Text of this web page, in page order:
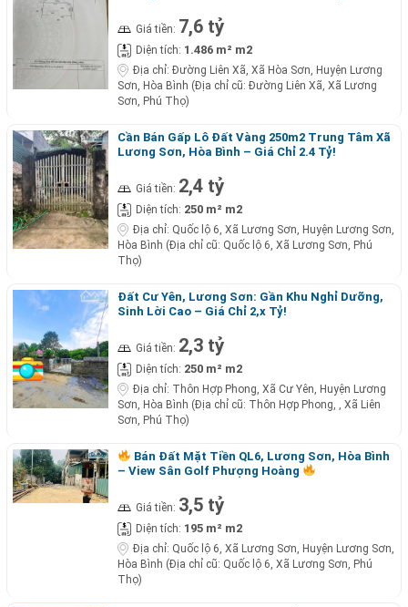
Giá tiền: 7,6 tỷ
Diện tích: 1.486 m² m2
Địa chỉ: Đường Liên Xã, Xã Hòa Sơn, Huyện Lương
Sơn, Hòa Bình (Địa chỉ cũ: Đường Liên Xã, Xã Lương
Sơn, Phú Thọ)
Cần Bán Gấp Lô Đất Vàng 250m2 Trung Tâm Xã
Lương Sơn, Hòa Bình – Giá Chỉ 2.4 Tỷ!
Giá tiền: 2,4 tỷ
Diện tích: 250 m² m2
Địa chỉ: Quốc lộ 6, Xã Lương Sơn, Huyện Lương Sơn,
Hòa Bình (Địa chỉ cũ: Quốc lộ 6, Xã Lương Sơn, Phú
Thọ)
Đất Cư Yên, Lương Sơn: Gần Khu Nghỉ Dưỡng,
Sinh Lời Cao – Giá Chỉ 2,x Tỷ!
Giá tiền: 2,3 tỷ
Diện tích: 250 m² m2
Địa chỉ: Thôn Hợp Phong, Xã Cư Yên, Huyện Lương
Sơn, Hòa Bình (Địa chỉ cũ: Thôn Hợp Phong, , Xã Liên
Sơn, Phú Thọ)
Bán Đất Mặt Tiền QL6, Lương Sơn, Hòa Bình
– View Sân Golf Phượng Hoàng
Giá tiền: 3,5 tỷ
Diện tích: 195 m² m2
Địa chỉ: Quốc lộ 6, Xã Lương Sơn, Huyện Lương Sơn,
Hòa Bình (Địa chỉ cũ: Quốc lộ 6, Xã Lương Sơn, Phú
Thọ)